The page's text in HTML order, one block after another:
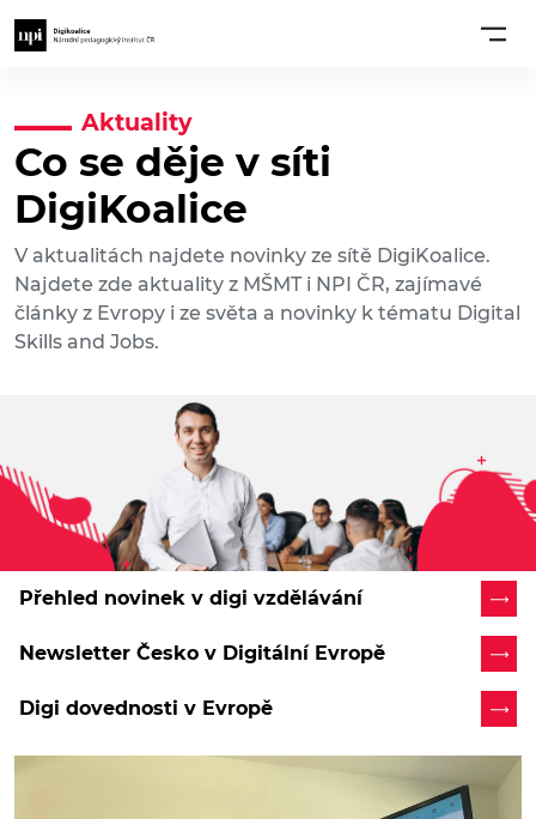
Aktuality
Co se děje v síti
DigiKoalice
V aktualitách najdete novinky ze sítě DigiKoalice.
Najdete zde aktuality z MŠMT i NPI ČR, zajímavé
články z Evropy i ze světa a novinky k tématu Digital
Skills and Jobs.
Přehled novinek v digi vzdělávání
Newsletter Česko v Digitální Evropě
Digi dovednosti v Evropě